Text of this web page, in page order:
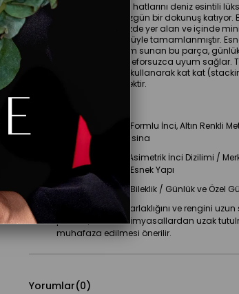
İncinin doğal ve organik hatlarını deniz esintili
bileklik, stilinize zarif ve özgün bir dokunuş
asimetrik estetiği, merkezde yer alan ve içinde
renkli deniz kabuğu figürüyle tamamlanmıştır.
boyu konforlu bir kullanım sunan bu parça,
şıklığına kadar her tarza eforsuzca uyum sağlar.
bilekliklerinizle bir arada kullanarak kat kat
için zamansız bir seçenektir.
Malzeme:
Barok Formlu İnci, Altın Renkli
Dayanıklı Esnek Misina
Tasarım:
Doğal Asimetrik İnci Dizilimi /
Kabuğu Charm / Esnek Yapı
Kullanım Alanı: Bileklik / Günlük ve Özel
Ürünün parlaklığını ve rengini
parfüm, krem ve kimyasallardan uzak
muhafaza edilmesi önerilir.
Yorumlar(0)